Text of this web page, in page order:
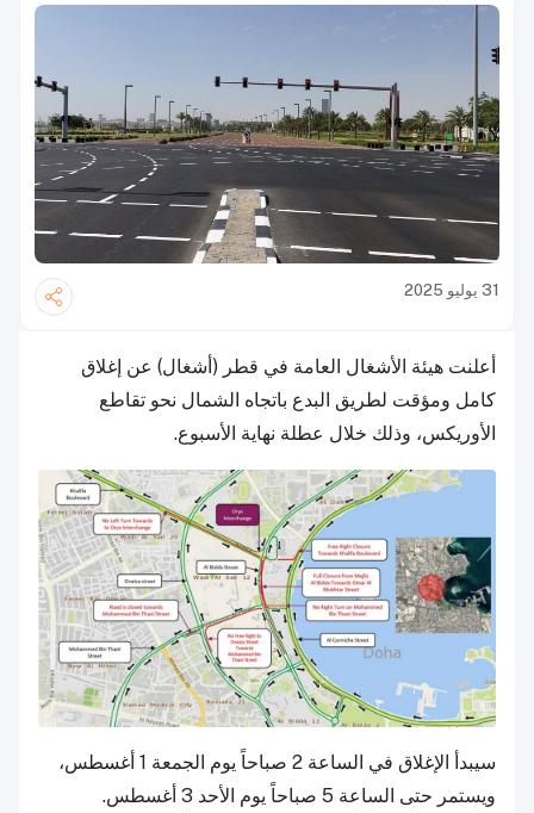
31 يوليو 2025
أعلنت هيئة الأشغال العامة في قطر (أشغال) عن إغلاق
كامل ومؤقت لطريق البدع باتجاه الشمال نحو تقاطع
الأوريكس، وذلك خلال عطلة نهاية الأسبوع.
سيبدأ الإغلاق في الساعة 2 صباحاً يوم الجمعة 1 أغسطس،
ويستمر حتى الساعة 5 صباحاً يوم الأحد 3 أغسطس.